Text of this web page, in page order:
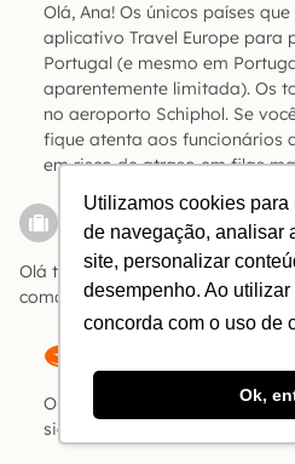
Utilizamos cookies
de navegação, analisar
site, personalizar
desempenho. Ao
concorda com o uso de
Ok,
Olá, Ana! Os únicos países
aplicativo Travel Europe para
Portugal (e mesmo em
aparentemente limitada). Os
no aeroporto Schiphol. Se
fique atenta aos funcionários
em risco de atraso em filas
Iury Peixoto
Responder
Olá tudo bem? Vou para Berlim
como e onde posso emitir esse
Olá, Iury! O ETIAS ainda não
sido implantado, nós